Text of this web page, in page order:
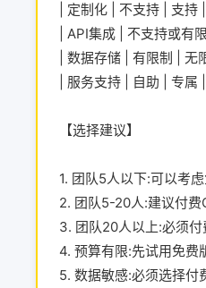
| 定制化 | 不支持 | 支持 |
| API集成 | 不支持或有
| 数据存储 | 有限制 | 无
| 服务支持 | 自助 | 专属 |
【选择建议】
1. 团队5人以下:可以考
2. 团队5-20人:建议付费
3. 团队20人以上:必须
4. 预算有限:先试用免费
5. 数据敏感:必须选择付